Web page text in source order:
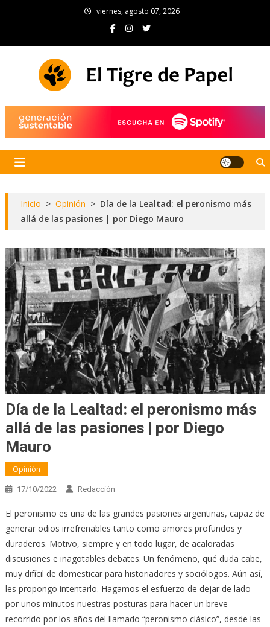
viernes, agosto 07, 2026
Inicio > Opinión > Día de la Lealtad: el peronismo más
allá de las pasiones | por Diego Mauro
Día de la Lealtad: el peronismo más
allá de las pasiones | por Diego
Mauro
Opinión
17/10/2022 Redacción
El peronismo es una de las grandes pasiones argentinas, capaz de
generar odios irrefrenables tanto como amores profundos y
duraderos. Motivo, siempre y en todo lugar, de acaloradas
discusiones e inagotables debates. Un fenómeno, qué duda cabe,
muy difícil de domesticar para historiadores y sociólogos. Aún así,
les propongo intentarlo. Hagamos el esfuerzo de dejar de lado
por unos minutos nuestras posturas para hacer un breve
recorrido por los años del llamado “peronismo clásico”, desde las